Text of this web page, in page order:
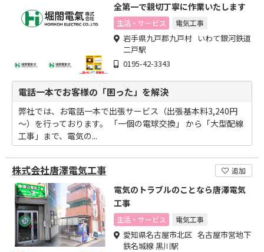
全第一で親切丁寧に作業いたします
生活・サービス 電気工事
岩手県九戸郡九戸村 いわて銀河鉄道
二戸駅
0195-42-3343
電話一本でお客様の「困った」を解決
弊社では、お電話一本で出張サービス（出張基本料3,240円
～）を行っております。 「一個の電球交換」 から「大型配線
工事」まで、電気の...
株式会社唐澤電気工事 追加
電気のトラブルのことなら唐澤電気
工事
生活・サービス 電気工事
愛知県名古屋市北区 名古屋市営地下
鉄名城線 黒川駅